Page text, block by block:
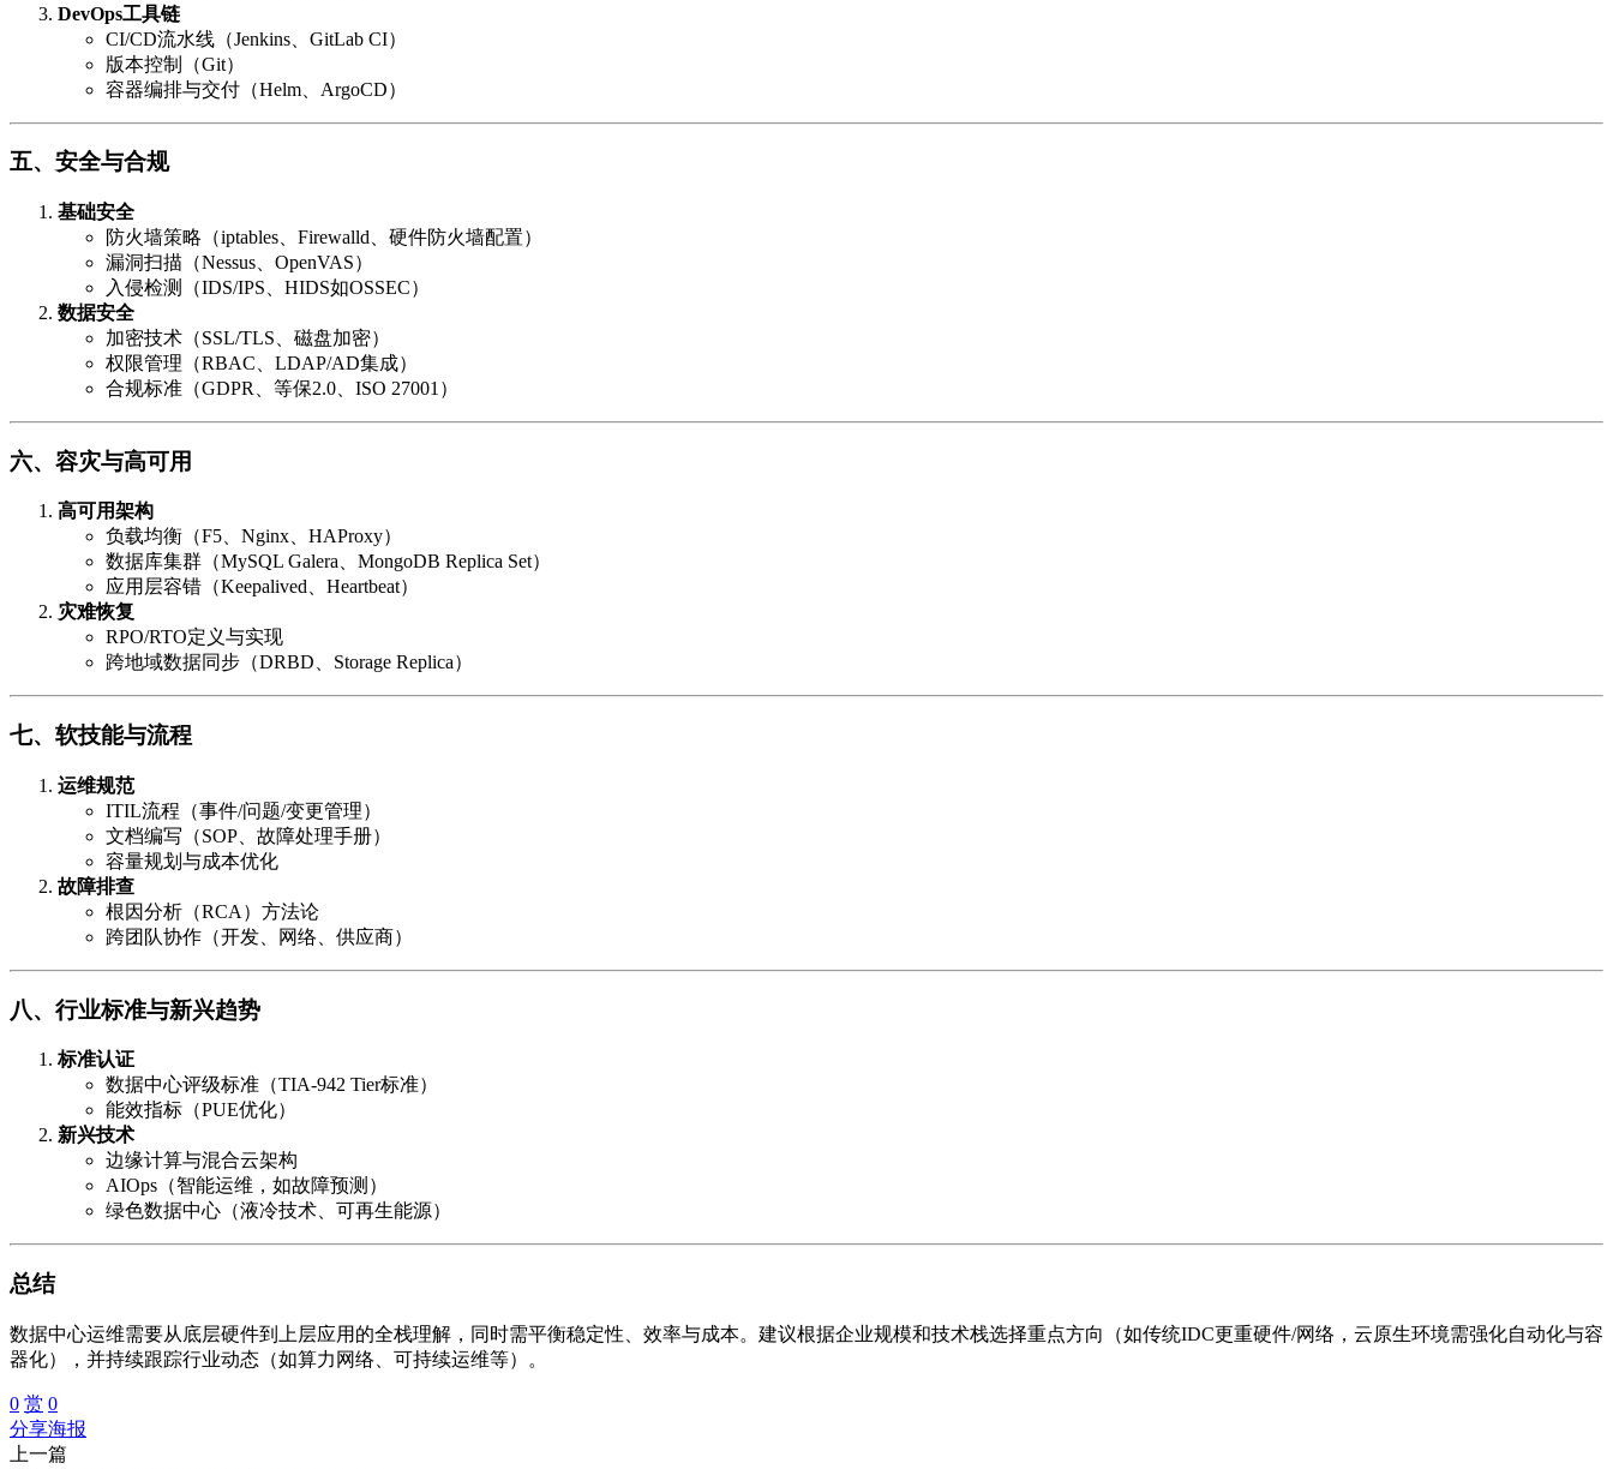
DevOps工具链
CI/CD流水线（Jenkins、GitLab CI）
版本控制（Git）
容器编排与交付（Helm、ArgoCD）
五、安全与合规
基础安全
防火墙策略（iptables、Firewalld、硬件防火墙配置）
漏洞扫描（Nessus、OpenVAS）
入侵检测（IDS/IPS、HIDS如OSSEC）
数据安全
加密技术（SSL/TLS、磁盘加密）
权限管理（RBAC、LDAP/AD集成）
合规标准（GDPR、等保2.0、ISO 27001）
六、容灾与高可用
高可用架构
负载均衡（F5、Nginx、HAProxy）
数据库集群（MySQL Galera、MongoDB Replica Set）
应用层容错（Keepalived、Heartbeat）
灾难恢复
RPO/RTO定义与实现
跨地域数据同步（DRBD、Storage Replica）
七、软技能与流程
运维规范
ITIL流程（事件/问题/变更管理）
文档编写（SOP、故障处理手册）
容量规划与成本优化
故障排查
根因分析（RCA）方法论
跨团队协作（开发、网络、供应商）
八、行业标准与新兴趋势
标准认证
数据中心评级标准（TIA-942 Tier标准）
能效指标（PUE优化）
新兴技术
边缘计算与混合云架构
AIOps（智能运维，如故障预测）
绿色数据中心（液冷技术、可再生能源）
总结
数据中心运维需要从底层硬件到上层应用的全栈理解，同时需平衡稳定性、效率与成本。建议根据企业规模和技术栈选择重点方向（如传统IDC更重硬件/网络，云原生环境需强化自动化与容
器化），并持续跟踪行业动态（如算力网络、可持续运维等）。
0 赏 0
分享海报
上一篇